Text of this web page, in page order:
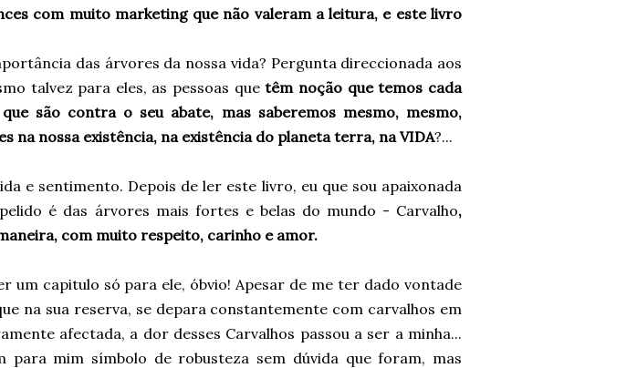
com muito marketing que não valeram a leitura, e este livro
das árvores da nossa vida? Pergunta direccionada aos
talvez para eles, as pessoas quetêm noção que temos cada
são contra o seu abate, mas saberemos mesmo, mesmo,
na nossa existência, na existência do planeta terra, na VIDA?...
e sentimento. Depois de ler este livro, eu que sou apaixonada
é das árvores mais fortes e belas do mundo - Carvalho,
com muito respeito, carinho e amor.
um capitulo só para ele, óbvio! Apesar de me ter dado vontade
na sua reserva, se depara constantemente com carvalhos em
afectada, a dor desses Carvalhos passou a ser a minha...
para mim símbolo de robusteza sem dúvida que foram, mas